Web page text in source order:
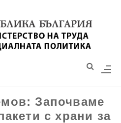
Започваме
с храни за